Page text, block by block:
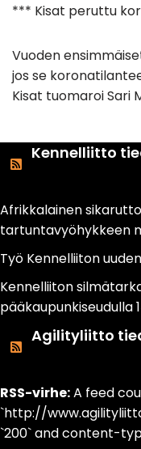
*** Kisat peruttu
Vuoden
jos se
Kisat tuomaroi Sari
Kennelliitto
Afrikkalainen
tartuntavyöhykkeen
Työ Kennelliiton
Kennelliiton
pääkaupunkiseudulla
Agilityliitto
RSS-virhe:A feed
`http://
`200` and content-